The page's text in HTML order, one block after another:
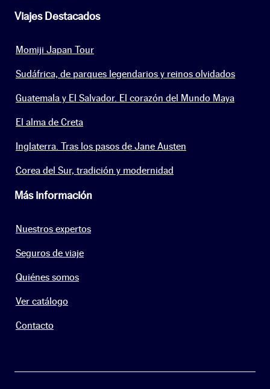
Viajes Destacados
Momiji Japan Tour
Sudáfrica, de parques legendarios y reinos olvidados
Guatemala y El Salvador. El corazón del Mundo Maya
El alma de Creta
Inglaterra. Tras los pasos de Jane Austen
Corea del Sur, tradición y modernidad
Más información
Nuestros expertos
Seguros de viaje
Quiénes somos
Ver catálogo
Contacto